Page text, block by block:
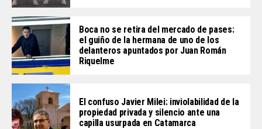
Boca no se retira del mercado de pases:
el guiño de la hermana de uno de los
delanteros apuntados por Juan Román
Riquelme
El confuso Javier Milei: inviolabilidad de la
propiedad privada y silencio ante una
capilla usurpada en Catamarca